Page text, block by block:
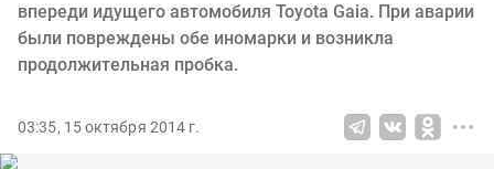
впереди идущего автомобиля Toyota Gaia. При аварии
были повреждены обе иномарки и возникла
продолжительная пробка.
03:35, 15 октября 2014 г.